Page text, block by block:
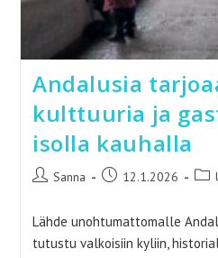
Andalusia
kulttuuria ja
isolla kauhalla
Artikkelin
Sanna
Artikkeli12.1.2026
Lähde unohtumattomalle
tutustu valkoisiin kyliin,